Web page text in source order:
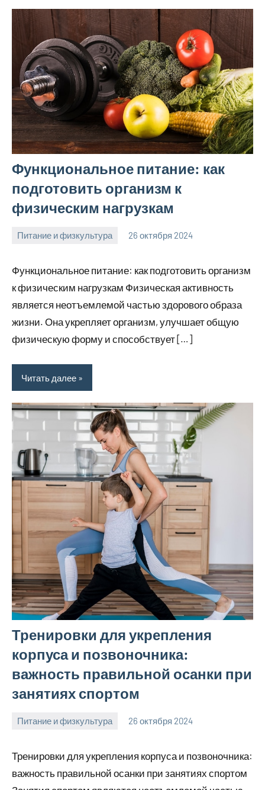
Функциональное питание: как
подготовить организм к
физическим нагрузкам
Питание и физкультура 26 октября 2024
Функциональное питание: как подготовить организм
к физическим нагрузкам Физическая активность
является неотъемлемой частью здорового образа
жизни. Она укрепляет организм, улучшает общую
физическую форму и способствует […]
Читать далее
Тренировки для укрепления
корпуса и позвоночника:
важность правильной осанки при
занятиях спортом
Питание и физкультура 26 октября 2024
Тренировки для укрепления корпуса и позвоночника:
важность правильной осанки при занятиях спортом